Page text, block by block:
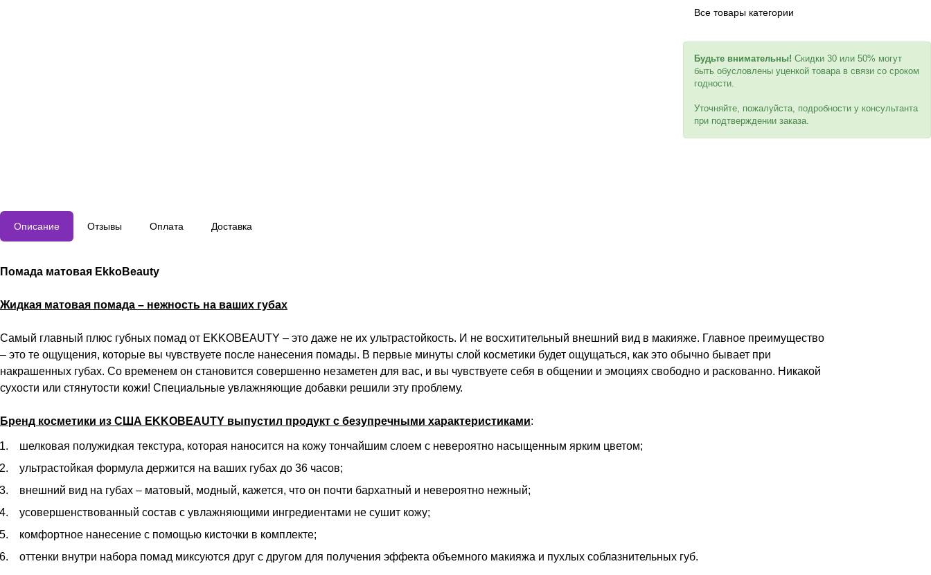
Все товары категории
Будьте внимательны! Скидки 30 или 50% могут
быть обусловлены уценкой товара в связи со сроком
годности.
Уточняйте, пожалуйста, подробности у консультанта
при подтверждении заказа.
Описание Отзывы Оплата Доставка
Помада матовая EkkoBeauty
Жидкая матовая помада – нежность на ваших губах
Самый главный плюс губных помад от EKKOBEAUTY – это даже не их ультрастойкость. И не восхитительный внешний вид в макияже. Главное преимущество
– это те ощущения, которые вы чувствуете после нанесения помады. В первые минуты слой косметики будет ощущаться, как это обычно бывает при
накрашенных губах. Со временем он становится совершенно незаметен для вас, и вы чувствуете себя в общении и эмоциях свободно и раскованно. Никакой
сухости или стянутости кожи! Специальные увлажняющие добавки решили эту проблему.
Бренд косметики из США EKKOBEAUTY выпустил продукт с безупречными характеристиками:
шелковая полужидкая текстура, которая наносится на кожу тончайшим слоем с невероятно насыщенным ярким цветом;
ультрастойкая формула держится на ваших губах до 36 часов;
внешний вид на губах – матовый, модный, кажется, что он почти бархатный и невероятно нежный;
усовершенствованный состав с увлажняющими ингредиентами не сушит кожу;
комфортное нанесение с помощью кисточки в комплекте;
оттенки внутри набора помад миксуются друг с другом для получения эффекта объемного макияжа и пухлых соблазнительных губ.